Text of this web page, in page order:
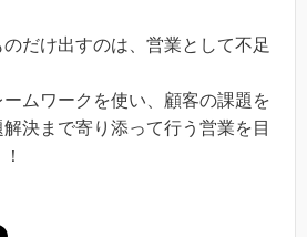
だけ出すのは、営業として不足
ムワークを使い、顧客の課題を
決まで寄り添って行う営業を目